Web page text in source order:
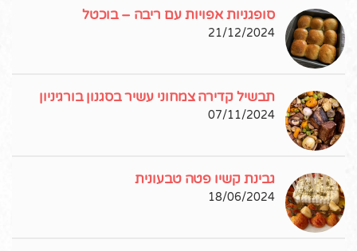
סופגניות אפויות עם ריבה – בוכטל
21/12/2024
תבשיל קדירה צמחוני עשיר בסגנון בורגיניון
07/11/2024
גבינת קשיו פטה טבעונית
18/06/2024